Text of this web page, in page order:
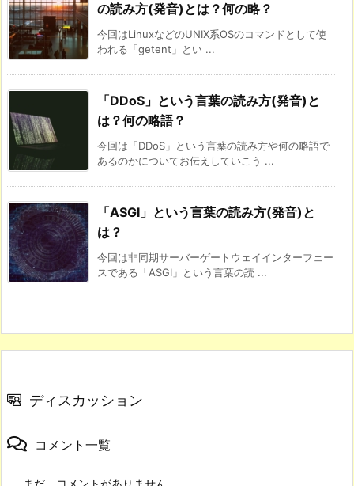
の読み方(発音)とは？何の略？
今回はLinuxなどのUNIX系OSのコマンドとして使
われる「getent」とい ...
「DDoS」という言葉の読み方(発音)と
は？何の略語？
今回は「DDoS」という言葉の読み方や何の略語で
あるのかについてお伝えしていこう ...
「ASGI」という言葉の読み方(発音)と
は？
今回は非同期サーバーゲートウェイインターフェー
スである「ASGI」という言葉の読 ...
ディスカッション
コメント一覧